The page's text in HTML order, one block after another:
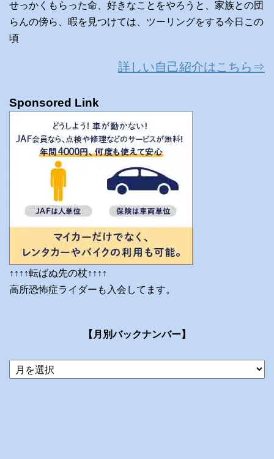
せっかくもらった命、好きなことをやろうと、家族との団
らんの傍ら、暇を見つけては、ツーリングをする今日この
頃
詳しい自己紹介はこちら⇒
Sponsored Link
↑↑↑↑転ばぬ先の杖↑↑↑↑
高所恐怖症ライダーも入会してます。
【月別バックナンバー】
当
ブ